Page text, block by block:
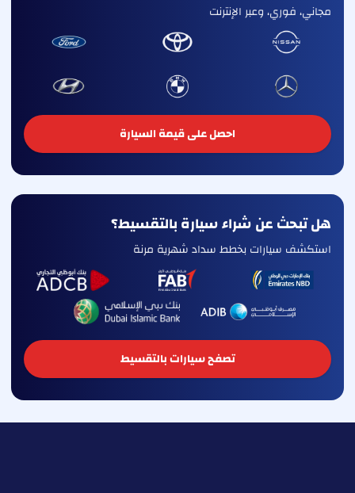
مجاني، فوري، وعبر الإنترنت
احصل على قيمة السيارة
هل تبحث عن شراء سيارة بالتقسيط؟
استكشف سيارات بخطط سداد شهرية مرنة
تصفح سيارات بالتقسيط